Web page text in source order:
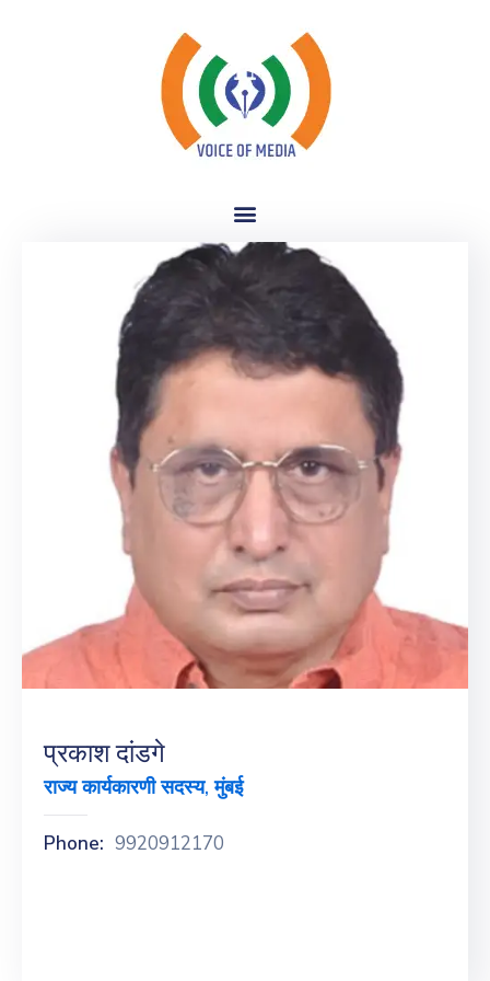
प्रकाश दांडगे
राज्य कार्यकारणी सदस्य, मुंबई
Phone: 9920912170